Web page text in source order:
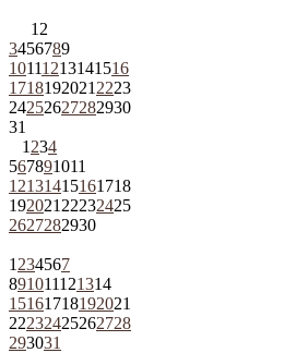
1 2
3456789
10111213141516
1718192021 2223
24252627282930
31
1 234
567891011
12131415161718
192021 22232425
2627282930
1 234567
891011121314
15161718192021
22232425262728
293031